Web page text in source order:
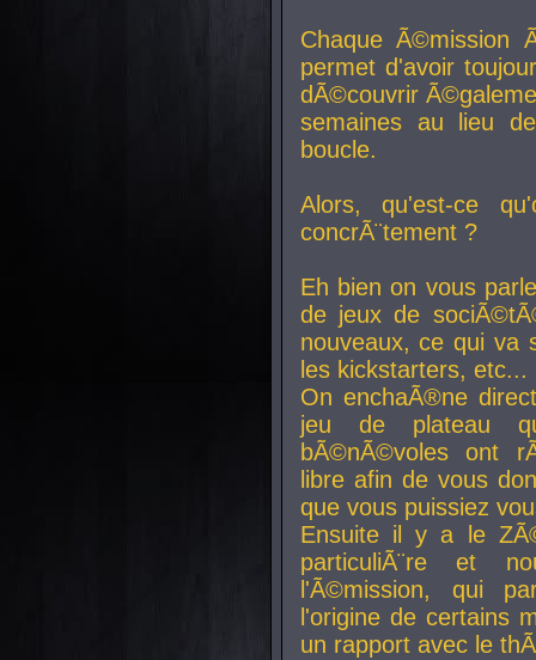
Chaque Ã©mission
permet d'avoir
dÃ©couvrir
semaines au lieu
boucle.
Alors, qu'est-ce
concrÃ¨tement ?
Eh bien on vous
de jeux de
nouveaux, ce qui va
les kickstarters, etc...
On enchaÃ®ne
jeu de plateau
bÃ©nÃ©voles ont
libre afin de vous
que vous puissiez
Ensuite il y a le
particuliÃ¨re et
l'Ã©mission, qui
l'origine de certains
un rapport avec le